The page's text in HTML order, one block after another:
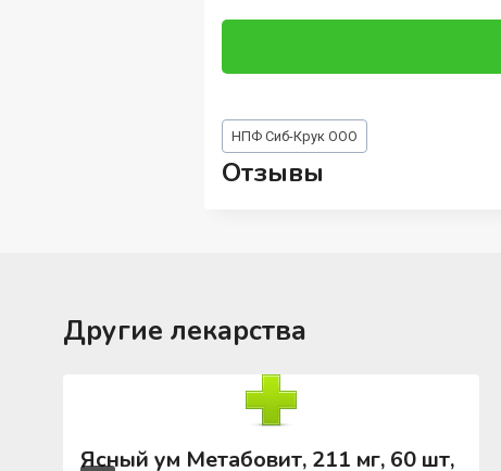
Метки
записи:
НПФ Сиб-Крук ООО
Отзывы
Другие лекарства
Ясный ум Метабовит, 211 мг, 60 шт,